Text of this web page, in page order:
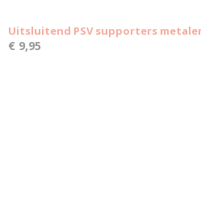
Uitsluitend PSV supporters
€ 9,95